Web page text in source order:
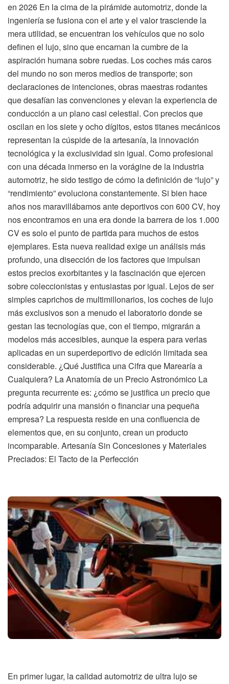
en 2026 En la cima de la pirámide automotriz, donde la
ingeniería se fusiona con el arte y el valor trasciende la
mera utilidad, se encuentran los vehículos que no solo
definen el lujo, sino que encarnan la cumbre de la
aspiración humana sobre ruedas. Los coches más caros
del mundo no son meros medios de transporte; son
declaraciones de intenciones, obras maestras rodantes
que desafían las convenciones y elevan la experiencia de
conducción a un plano casi celestial. Con precios que
oscilan en los siete y ocho dígitos, estos titanes mecánicos
representan la cúspide de la artesanía, la innovación
tecnológica y la exclusividad sin igual. Como profesional
con una década inmerso en la vorágine de la industria
automotriz, he sido testigo de cómo la definición de “lujo” y
“rendimiento” evoluciona constantemente. Si bien hace
años nos maravillábamos ante deportivos con 600 CV, hoy
nos encontramos en una era donde la barrera de los 1.000
CV es solo el punto de partida para muchos de estos
ejemplares. Esta nueva realidad exige un análisis más
profundo, una disección de los factores que impulsan
estos precios exorbitantes y la fascinación que ejercen
sobre coleccionistas y entusiastas por igual. Lejos de ser
simples caprichos de multimillonarios, los coches de lujo
más exclusivos son a menudo el laboratorio donde se
gestan las tecnologías que, con el tiempo, migrarán a
modelos más accesibles, aunque la espera para verlas
aplicadas en un superdeportivo de edición limitada sea
considerable. ¿Qué Justifica una Cifra que Marearía a
Cualquiera? La Anatomía de un Precio Astronómico La
pregunta recurrente es: ¿cómo se justifica un precio que
podría adquirir una mansión o financiar una pequeña
empresa? La respuesta reside en una confluencia de
elementos que, en su conjunto, crean un producto
incomparable. Artesanía Sin Concesiones y Materiales
Preciados: El Tacto de la Perfección
En primer lugar, la calidad automotriz de ultra lujo se